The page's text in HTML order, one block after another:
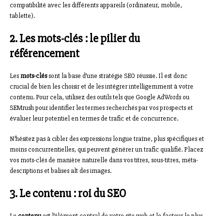
compatibilité avec les différents appareils (ordinateur, mobile,
tablette).
2. Les mots-clés : le pilier du
référencement
Les mots-cléssont la base d’une stratégie SEO réussie. Il est donc
crucial de bien les choisir et de les intégrer intelligemment à votre
contenu. Pour cela, utilisez des outils tels que Google AdWords ou
SEMrush pour identifier les termes recherchés par vos prospects et
évaluer leur potentiel en termes de trafic et de concurrence.
N’hésitez pas à cibler des expressions longue traîne, plus spécifiques et
moins concurrentielles, qui peuvent générer un trafic qualifié. Placez
vos mots-clés de manière naturelle dans vos titres, sous-titres, méta-
descriptions et balises alt des images.
3. Le contenu : roi du SEO